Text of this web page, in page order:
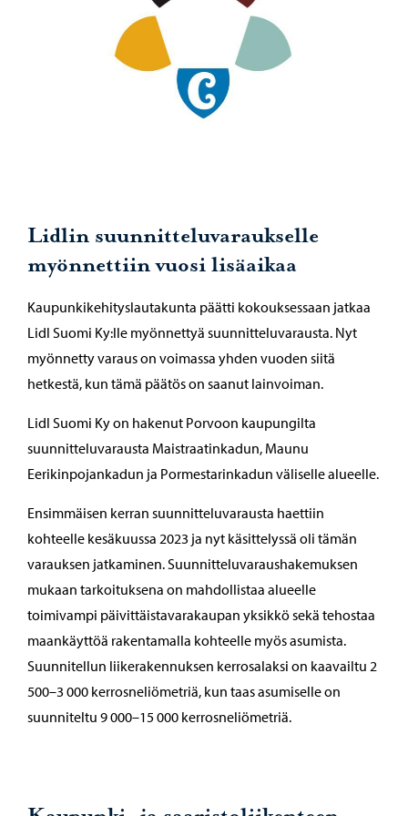
Lidlin suunnitteluvaraukselle
myönnettiin vuosi lisäaikaa
Kaupunkikehityslautakunta päätti kokouksessaan jatkaa
Lidl Suomi Ky:lle myönnettyä suunnitteluvarausta. Nyt
myönnetty varaus on voimassa yhden vuoden siitä
hetkestä, kun tämä päätös on saanut lainvoiman.
Lidl Suomi Ky on hakenut Porvoon kaupungilta
suunnitteluvarausta Maistraatinkadun, Maunu
Eerikinpojankadun ja Pormestarinkadun väliselle alueelle.
Ensimmäisen kerran suunnitteluvarausta haettiin
kohteelle kesäkuussa 2023 ja nyt käsittelyssä oli tämän
varauksen jatkaminen. Suunnitteluvaraushakemuksen
mukaan tarkoituksena on mahdollistaa alueelle
toimivampi päivittäistavarakaupan yksikkö sekä tehostaa
maankäyttöä rakentamalla kohteelle myös asumista.
Suunnitellun liikerakennuksen kerrosalaksi on kaavailtu 2
500–3 000 kerrosneliömetriä, kun taas asumiselle on
suunniteltu 9 000–15 000 kerrosneliömetriä.